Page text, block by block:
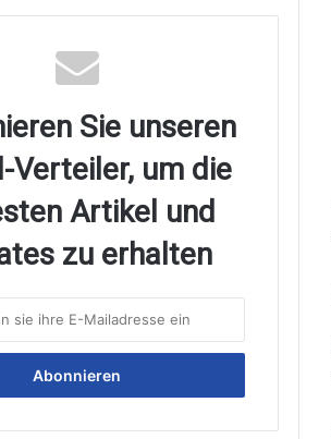
Sie unseren
Verteiler, um die
Artikel und
zu erhalten